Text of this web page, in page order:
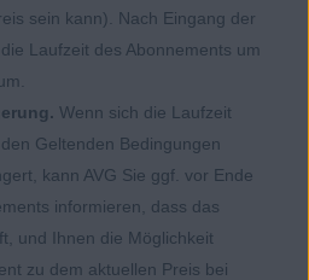
sein kann). Nach Eingang der
Laufzeit des Abonnements um
Wenn sich die Laufzeit
Geltenden Bedingungen
kann AVG Sie ggf. vor Ende
informieren, dass das
und Ihnen die Möglichkeit
zu dem aktuellen Preis bei